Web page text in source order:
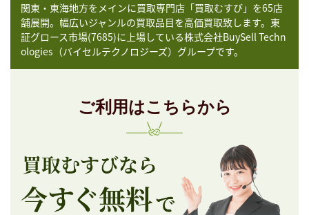
関東・東海地方をメインに買取専門店「買取むすび」を65店
舗展開。幅広いジャンルの買取品目を高価買取致します。東
証グロース市場(7685)に上場している株式会社BuySell Techn
ologies（バイセルテクノロジーズ）グループです。
ご利用はこちらから